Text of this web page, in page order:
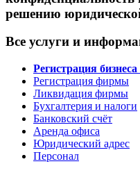
решению
Все услуги и
Регистрация
Регистрация фирмы
Ликвидация фирмы
Бухгалтерия и налоги
Банковский счёт
Аренда офиса
Юридический адрес
Персонал